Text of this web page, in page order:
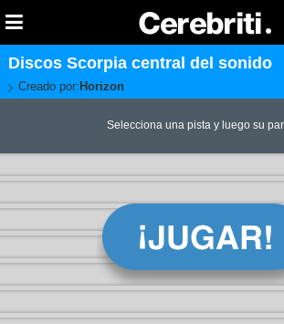
Discos Scorpia central del sonido
Creado por: Horizon
Selecciona una pista y luego su